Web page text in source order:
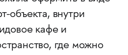
объекта, внутри
кафе и
где можно